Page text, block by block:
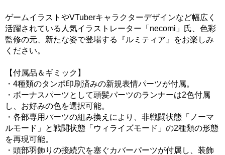
ゲームイラストやVTuberキャラクターデザインなど幅広く
活躍されている人気イラストレーター「necomi」氏、色彩
監修の元、新たな姿で登場する『ルミティア』をお楽しみ
ください。
【付属品＆ギミック】
・4種類のタンポ印刷済みの新規表情パーツが付属。
・ボーナスパーツとして頭髪パーツのランナーは2色付属
し、お好みの色を選択可能。
・各部専用パーツの組み換えにより、非戦闘状態「ノーマ
ルモード」と戦闘状態「ウィライズモード」の2種類の形態
を再現可能。
・頭部羽飾りの接続穴を塞ぐカバーパーツが付属し、装飾